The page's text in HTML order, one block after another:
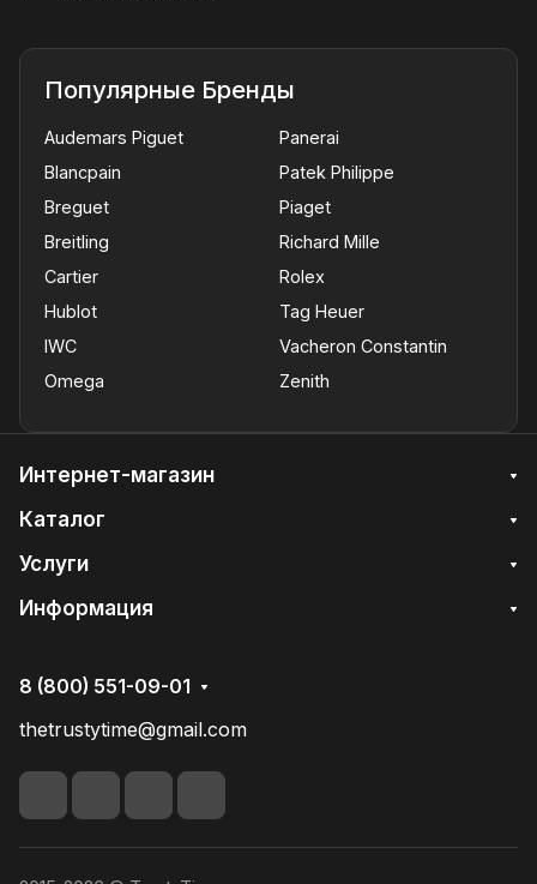
Популярные Бренды
Audemars Piguet
Blancpain
Breguet
Breitling
Cartier
Hublot
IWC
Omega
Panerai
Patek Philippe
Piaget
Richard Mille
Rolex
Tag Heuer
Vacheron Constantin
Zenith
Интернет-магазин
Каталог
Услуги
Информация
8 (800) 551-09-01
thetrustytime@gmail.com